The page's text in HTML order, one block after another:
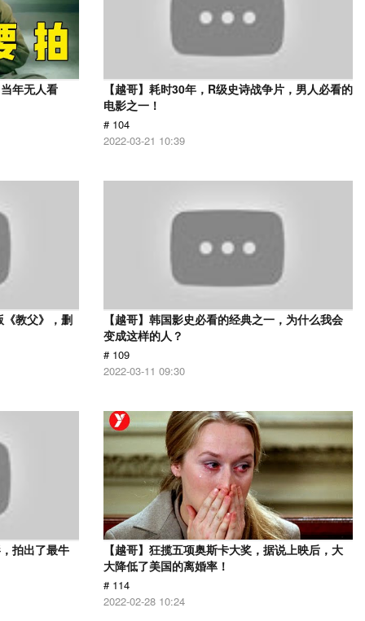
年无人看
【越哥】耗时30年，R级史诗战争片，男人必看的
电影之一！
# 104
2022-03-21 10:39
教父》，删
【越哥】韩国影史必看的经典之一，为什么我会
变成这样的人？
# 109
2022-03-11 09:30
拍出了最牛
【越哥】狂揽五项奥斯卡大奖，据说上映后，大
大降低了美国的离婚率！
# 114
2022-02-28 10:24